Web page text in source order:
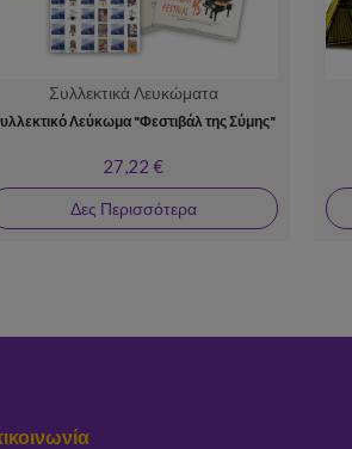
Συλλεκτικά Λευκώματα
Λεύκωμα "Φεστιβάλ της Σύμης"
27,22 €
Δες Περισσότερα